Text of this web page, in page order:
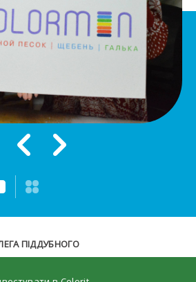
ПІДДУБНОГО